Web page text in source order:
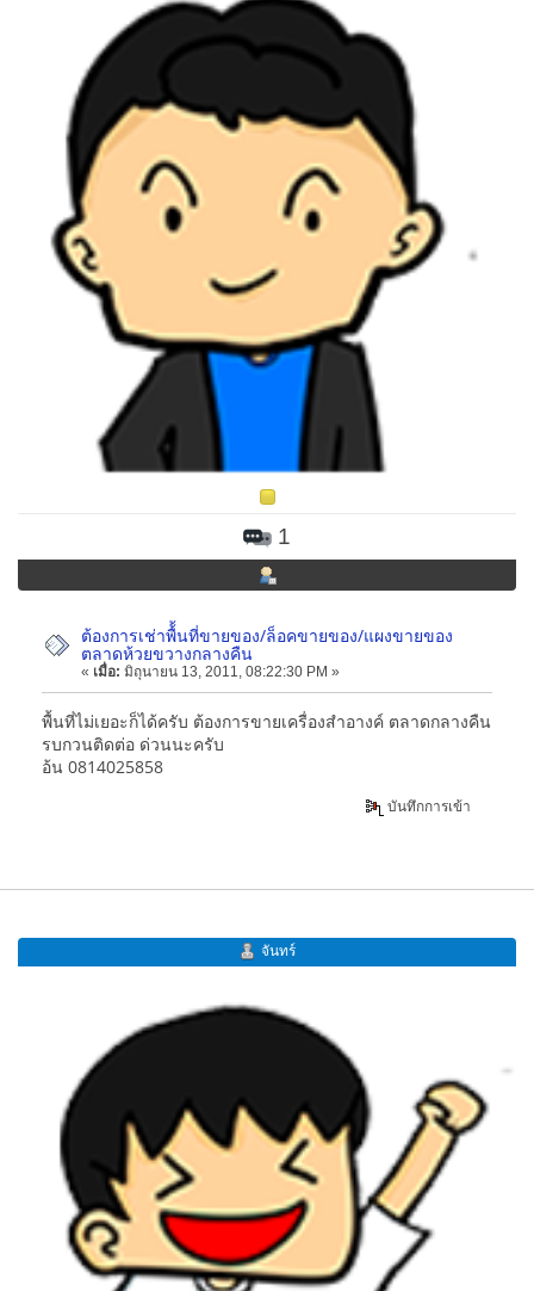
1
ต้องการเช่าพื้้นที่ขายของ/ล็อคขายของ/แผงขายของ
ตลาดห้วยขวางกลางคืน
« เมื่อ: มิถุนายน 13, 2011, 08:22:30 PM »
พื้นที่ไม่เยอะก็ได้ครับ ต้องการขายเครื่องสำอางค์ ตลาดกลางคืน
รบกวนติดต่อ ด่วนนะครับ
อ้น 0814025858
บันทึกการเข้า
จันทร์